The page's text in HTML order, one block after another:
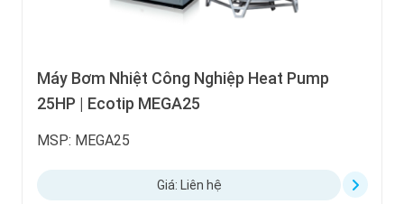
Nhiệt Công Nghiệp Heat Pump
MEGA25